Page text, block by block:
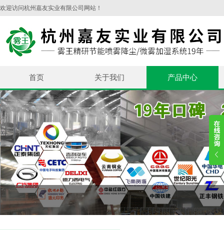
欢迎访问杭州嘉友实业有限公司网站！
首页 关于我们 产品中心